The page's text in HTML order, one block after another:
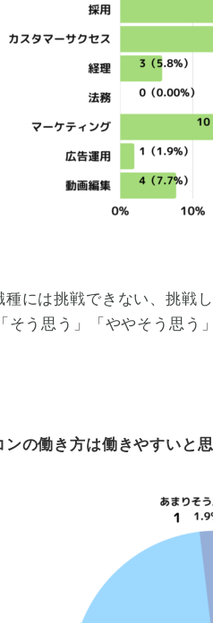
には挑戦できない、挑戦
そう思う」「ややそう思う
ンの働き方は働きやすいと